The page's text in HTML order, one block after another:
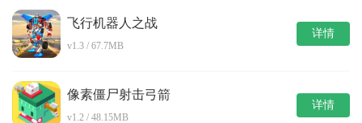
飞行机器人之战
v1.3 / 67.7MB
详情
像素僵尸射击弓箭
v1.2 / 48.15MB
详情